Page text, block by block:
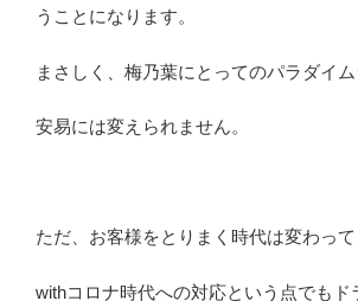
うことになります。
まさしく、梅乃葉にとってのパラダイム
安易には変えられません。
ただ、お客様をとりまく時代は変わって
withコロナ時代への対応という点でもド